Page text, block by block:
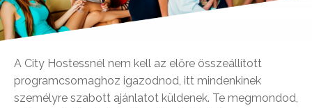
A City Hostessnél nem kell az előre összeállított
programcsomaghoz igazodnod, itt mindenkinek
személyre szabott ajánlatot küldenek. Te megmondod,